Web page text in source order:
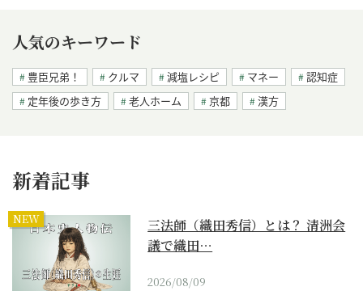
人気のキーワード
豊臣兄弟！ クルマ 減塩レシピ マネー
認知症
定年後の歩き方
老人ホーム 京都 漢方
新着記事
NEW
三法師（織田秀信）とは？ 清洲会
議で織田…
2026/08/09